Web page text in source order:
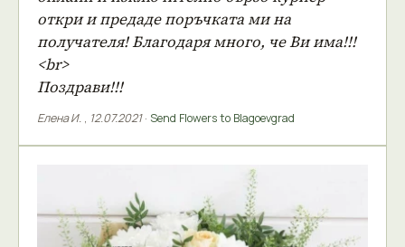
откри и предаде поръчката ми на
получателя! Благодаря много, че Ви има!!!
<br>
Поздрави!!!
Елена И. , 12.07.2021· Send Flowers to Blagoevgrad